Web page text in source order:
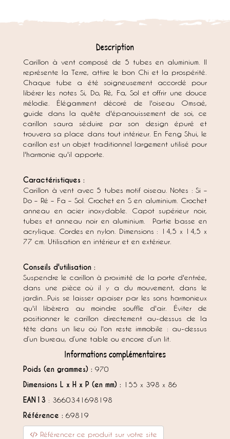
Description
Carillon à vent composé de 5 tubes en aluminium. Il
représente la Terre, attire le bon Chi et la prospérité.
Chaque tube a été soigneusement accordé pour
libérer les notes Si, Do, Ré, Fa, Sol et offrir une douce
mélodie. Élégamment décoré de l'oiseau Omsaé,
guide dans la quête d'épanouissement de soi, ce
carillon saura séduire par son design épuré et
trouvera sa place dans tout intérieur. En Feng Shui, le
carillon est un objet traditionnel largement utilisé pour
l'harmonie qu'il apporte.
Caractéristiques :
Carillon à vent avec 5 tubes motif oiseau. Notes : Si –
Do – Ré – Fa – Sol. Crochet en S en aluminium. Crochet
anneau en acier inoxydable. Capot supérieur noir,
tubes et anneau noir en aluminium. Partie basse en
acrylique. Cordes en nylon. Dimensions : 14,5 x 14,5 x
77 cm. Utilisation en intérieur et en extérieur.
Conseils d'utilisation :
Suspendre le carillon à proximité de la porte d'entrée,
dans une pièce où il y a du mouvement, dans le
jardin...Puis se laisser apaiser par les sons harmonieux
qu'il libèrera au moindre souffle d'air. Éviter de
positionner le carillon directement au-dessus de la
tête dans un lieu où l'on reste immobile : au-dessus
d’un bureau, d’une table ou encore d’un lit.
Informations complémentaires
Poids (en grammes) : 970
Dimensions L x H x P (en mm) : 155 x 398 x 86
EAN13 : 3660341698198
Référence : 69819
Référencer ce produit sur votre site